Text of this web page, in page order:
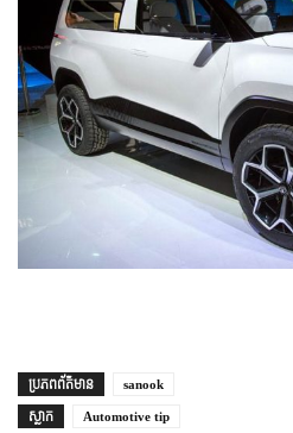
ប្រភព​ព័ត៌មាន
sanook
ស្លាក
Automotive tip